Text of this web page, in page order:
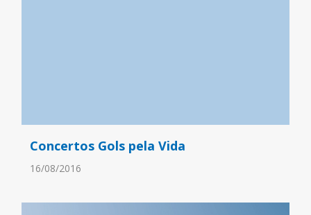
Concertos Gols pela Vida
16/08/2016